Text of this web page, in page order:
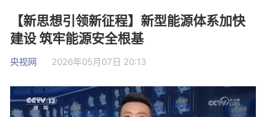
【新思想引领新征程】新型能源体系加快
建设 筑牢能源安全根基
央视网 2026年05月07日 20:13